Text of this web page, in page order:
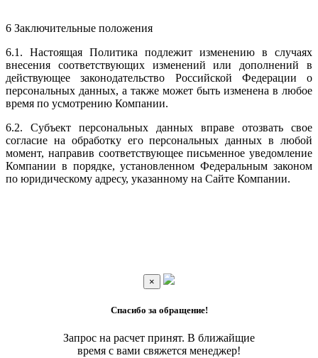
6 Заключительные положения
6.1. Настоящая Политика подлежит изменению в случаях
внесения соответствующих изменений или дополнений в
действующее законодательство Российской Федерации о
персональных данных, а также может быть изменена в любое
время по усмотрению Компании.
6.2. Субъект персональных данных вправе отозвать свое
согласие на обработку его персональных данных в любой
момент, направив соответствующее письменное уведомление
Компании в порядке, установленном Федеральным законом
по юридическому адресу, указанному на Сайте Компании.
×
Спасибо за обращение!
Запрос на расчет принят. В ближайщие
время с вами свяжется менеджер!